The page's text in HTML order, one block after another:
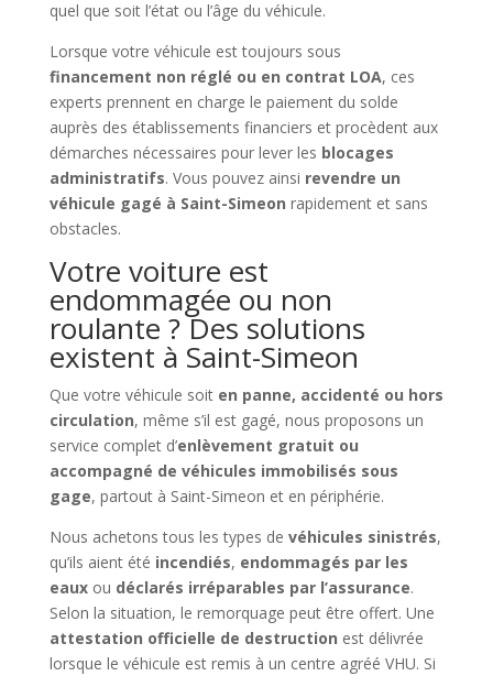
quel que soit l’état ou l’âge du véhicule.
Lorsque votre véhicule est toujours sous
financement non réglé ou en contrat LOA, ces
experts prennent en charge le paiement du solde
auprès des établissements financiers et procèdent aux
démarches nécessaires pour lever les blocages
administratifs. Vous pouvez ainsi revendre un
véhicule gagé à Saint-Simeon rapidement et sans
obstacles.
Votre voiture est
endommagée ou non
roulante ? Des solutions
existent à Saint-Simeon
Que votre véhicule soit en panne, accidenté ou hors
circulation, même s’il est gagé, nous proposons un
service complet d’enlèvement gratuit ou
accompagné de véhicules immobilisés sous
gage, partout à Saint-Simeon et en périphérie.
Nous achetons tous les types de véhicules sinistrés,
qu’ils aient été incendiés, endommagés par les
eauxou déclarés irréparables par l’assurance.
Selon la situation, le remorquage peut être offert. Une
attestation officielle de destruction est délivrée
lorsque le véhicule est remis à un centre agréé VHU. Si